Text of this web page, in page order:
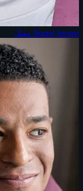
Jharrel Jerome ممثل